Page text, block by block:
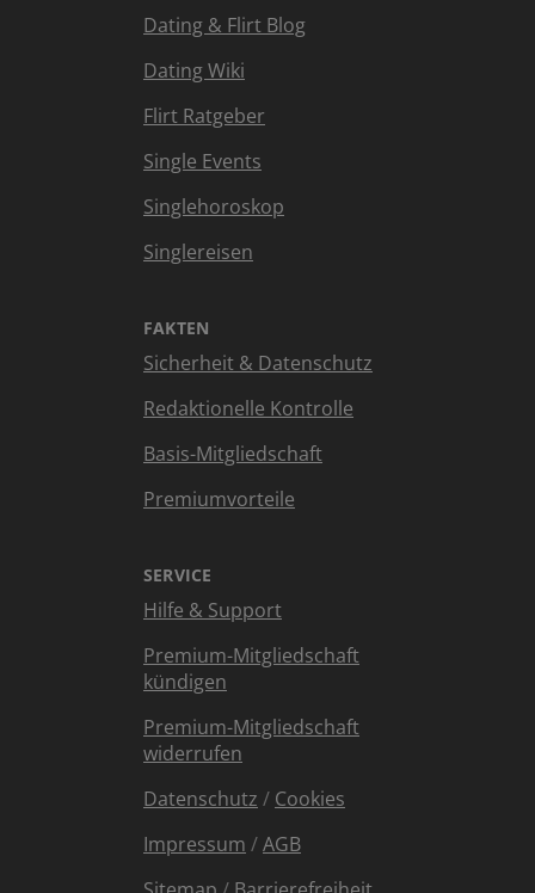
Dating & Flirt Blog
Dating Wiki
Flirt Ratgeber
Single Events
Singlehoroskop
Singlereisen
FAKTEN
Sicherheit & Datenschutz
Redaktionelle Kontrolle
Basis-Mitgliedschaft
Premiumvorteile
SERVICE
Hilfe & Support
Premium-Mitgliedschaft
kündigen
Premium-Mitgliedschaft
widerrufen
Datenschutz / Cookies
Impressum /AGB